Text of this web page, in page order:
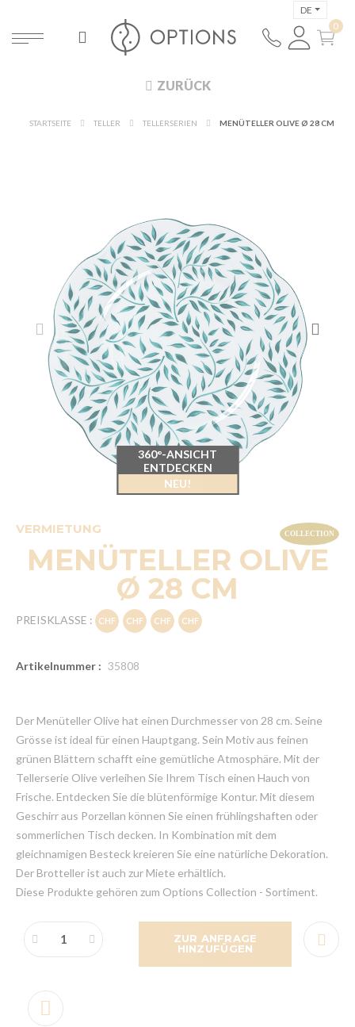
DE
ZURÜCK
STARTSEITE TELLER TELLERSERIEN MENÜTELLER OLIVE Ø 28 CM
VERMIETUNG
MENÜTELLER OLIVE
Ø 28 CM
PREISKLASSE :
Artikelnummer : 35808
Der Menüteller Olive hat einen Durchmesser von 28 cm. Seine
Grösse ist ideal für einen Hauptgang. Sein Motiv aus feinen
grünen Blättern schafft eine gemütliche Atmosphäre. Mit der
Tellerserie Olive verleihen Sie Ihrem Tisch einen Hauch von
Frische. Entdecken Sie die blütenförmige Kontur. Mit diesem
Geschirr aus Porzellan können Sie einen frühlingshaften oder
sommerlichen Tisch decken. In Kombination mit dem
gleichnamigen Besteck kreieren Sie eine natürliche Dekoration.
Der Brotteller ist auch zur Miete erhältlich.
Diese Produkte gehören zum Options Collection - Sortiment.
ZUR ANFRAGE
HINZUFÜGEN
360°-ANSICHT
ENTDECKEN
NEU!